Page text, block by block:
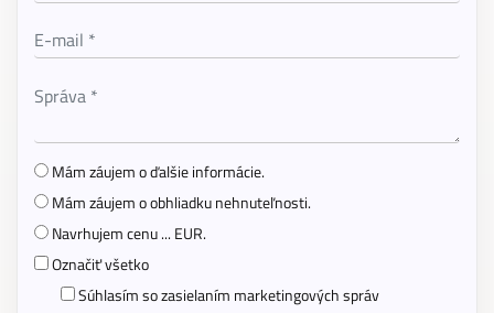
Mám záujem o ďalšie informácie.
Mám záujem o obhliadku nehnuteľnosti.
Navrhujem cenu ... EUR.
Označiť všetko
Súhlasím so zasielaním marketingových správ